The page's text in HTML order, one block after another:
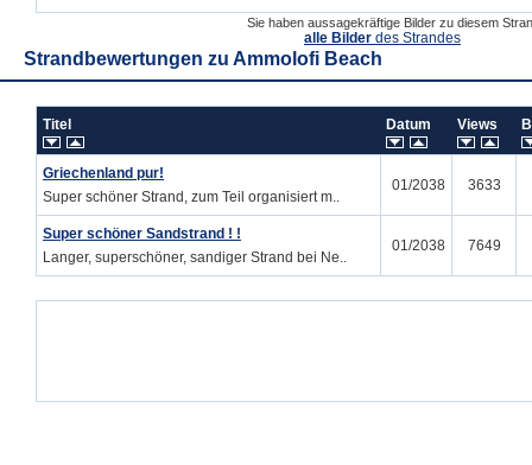
Sie haben aussagekräftige Bilder zu diesem
alle Bilder des Strandes
Strandbewertungen zu Ammolofi Beach
Titel Datum Views
Griechenland pur!
Super schöner Strand, zum Teil organisiert m..
01/2038 3633
Super schöner Sandstrand ! !
Langer, superschöner, sandiger Strand bei Ne..
01/2038 7649